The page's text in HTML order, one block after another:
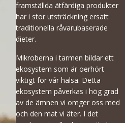
framställda ätfärdiga produkter
har i stor utsträckning ersatt
traditionella råvarubaserade
dieter.
Mikroberna i tarmen bildar ett
ekosystem som är oerhört
viktigt för vår hälsa. Detta
ekosystem påverkas i hög grad
av de ämnen vi omger oss med
och den mat vi äter. I det